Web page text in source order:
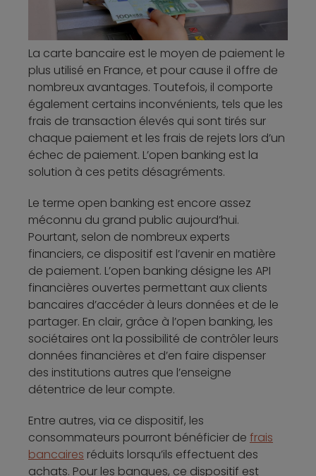
La carte bancaire est le moyen de paiement le
plus utilisé en France, et pour cause il offre de
nombreux avantages. Toutefois, il comporte
également certains inconvénients, tels que les
frais de transaction élevés qui sont tirés sur
chaque paiement et les frais de rejets lors d’un
échec de paiement. L’open banking est la
solution à ces petits désagréments.
Le terme open banking est encore assez
méconnu du grand public aujourd’hui.
Pourtant, selon de nombreux experts
financiers, ce dispositif est l’avenir en matière
de paiement. L’open banking désigne les API
financières ouvertes permettant aux clients
bancaires d’accéder à leurs données et de le
partager. En clair, grâce à l’open banking, les
sociétaires ont la possibilité de contrôler leurs
données financières et d’en faire dispenser
des institutions autres que l’enseigne
détentrice de leur compte.
Entre autres, via ce dispositif, les
consommateurs pourront bénéficier de frais
bancaires réduits lorsqu’ils effectuent des
achats. Pour les banques, ce dispositif est